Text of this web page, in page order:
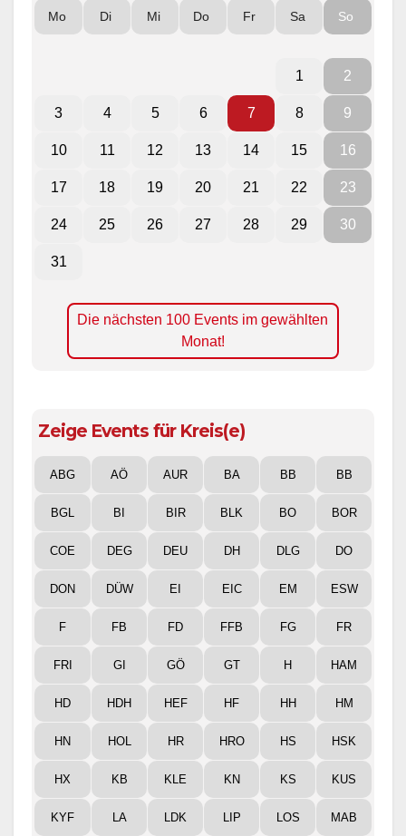
Mo Di Mi Do Fr Sa So
1 2
3 4 5 6 7 8 9
10 11 12 13 14 15 16
17 18 19 20 21 22 23
24 25 26 27 28 29 30
31
Die nächsten 100 Events im gewählten
Monat!
Zeige Events für Kreis(e)
ABG AÖ AUR BA BB BB
BGL BI BIR BLK BO BOR
COE DEG DEU DH DLG DO
DON DÜW EI EIC EM ESW
F FB FD FFB FG FR
FRI GI GÖ GT H HAM
HD HDH HEF HF HH HM
HN HOL HR HRO HS HSK
HX KB KLE KN KS KUS
KYF LA LDK LIP LOS MAB